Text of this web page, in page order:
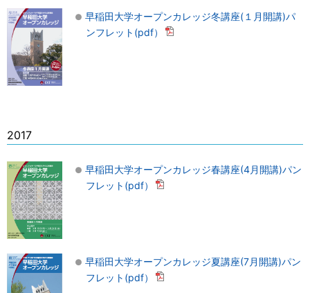
早稲田大学オープンカレッジ冬講座(１月開講)パ
ンフレット(pdf）
2017
早稲田大学オープンカレッジ春講座(4月開講)パン
フレット(pdf）
早稲田大学オープンカレッジ夏講座(7月開講)パン
フレット(pdf）